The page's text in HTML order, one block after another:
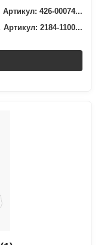
Артикул: 426-00074...
Артикул: 2184-1100...